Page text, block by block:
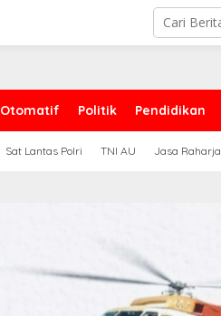
Otomatif Politik Pendidikan
Sat Lantas Polri TNI AU Jasa Raharja